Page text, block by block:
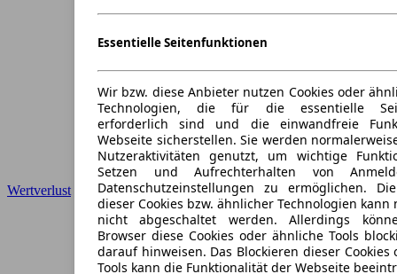
Essentielle Seitenfunktionen
Wir bzw. diese Anbieter nutzen Cookies oder
Technologien, die für die essentielle
erforderlich sind und die einwandfreie
Webseite sicherstellen. Sie werden
Nutzeraktivitäten genutzt, um wichtige
Setzen und Aufrechterhalten von
Datenschutzeinstellungen zu ermöglichen.
dieser Cookies bzw. ähnlicher Technologien kann
nicht abgeschaltet werden. Allerdings
Browser diese Cookies oder ähnliche Tools
darauf hinweisen. Das Blockieren dieser
Tools kann die Funktionalität der Webseite
Wertverlust